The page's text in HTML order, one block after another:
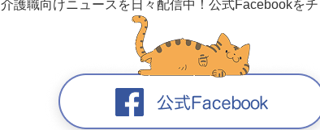
介護職向けニュースを日々配信中！ 公式Facebookを